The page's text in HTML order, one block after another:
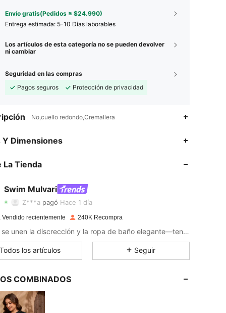
Envío gratis(Pedidos ≥ $24.990)
Entrega estimada: 5-10 Días laborables
Los artículos de esta categoría no se pueden devolver
ni cambiar
Seguridad en las compras
Pagos seguros
Protección de privacidad
No,cuello redondo,Cremallera
Y Dimensiones
La Tienda
Swim Mulvari
4,91
4,91 980
Z***a pagó Hace 1 día
seguido
4,91
4,91 980
Vendido recientemente 240K Recompra
Donde se unen la discrección y la ropa de baño elegante—tenemos lo que necesitas.
Todos los artículos Seguir
COMBINADOS